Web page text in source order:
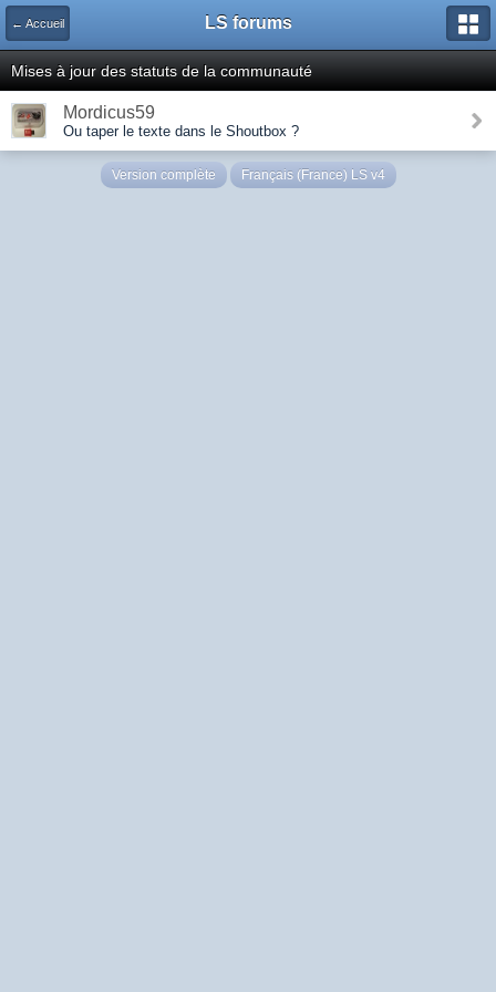
← Accueil LS forums
Mises à jour des statuts de la communauté
Mordicus59
Ou taper le texte dans le Shoutbox ?
Version complète Français (France) LS v4